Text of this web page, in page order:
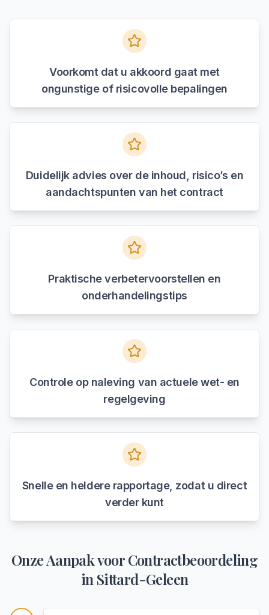
Voorkomt dat u akkoord gaat met
ongunstige of risicovolle bepalingen
Duidelijk advies over de inhoud, risico’s en
aandachtspunten van het contract
Praktische verbetervoorstellen en
onderhandelingstips
Controle op naleving van actuele wet- en
regelgeving
Snelle en heldere rapportage, zodat u direct
verder kunt
Onze Aanpak voorContractbeoordeling
in Sittard-Geleen